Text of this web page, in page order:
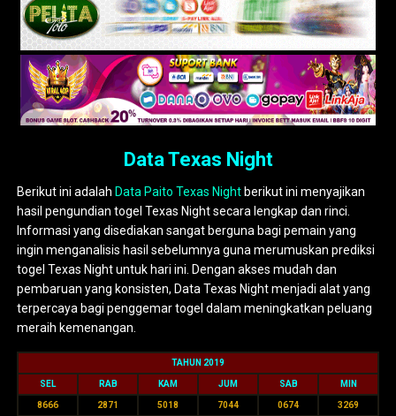
Data Texas Night
Berikut ini adalah Data Paito Texas Night berikut ini menyajikan
hasil pengundian togel Texas Night secara lengkap dan rinci.
Informasi yang disediakan sangat berguna bagi pemain yang
ingin menganalisis hasil sebelumnya guna merumuskan prediksi
togel Texas Night untuk hari ini. Dengan akses mudah dan
pembaruan yang konsisten, Data Texas Night menjadi alat yang
terpercaya bagi penggemar togel dalam meningkatkan peluang
meraih kemenangan.
TAHUN 2019
SEL RAB KAM JUM SAB MIN
8666 2871 5018 7044 0674 3269